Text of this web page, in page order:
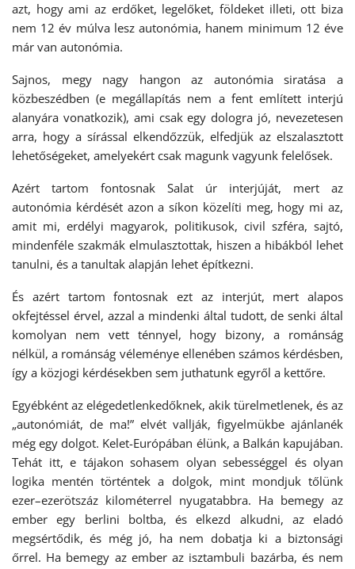
azt, hogy ami az erdőket, legelőket, földeket illeti, ott biza
nem 12 év múlva lesz autonómia, hanem minimum 12 éve
már van autonómia.
Sajnos, megy nagy hangon az autonómia siratása a
közbeszédben (e megállapítás nem a fent említett interjú
alanyára vonatkozik), ami csak egy dologra jó, nevezetesen
arra, hogy a sírással elkendőzzük, elfedjük az elszalasztott
lehetőségeket, amelyekért csak magunk vagyunk felelősek.
Azért tartom fontosnak Salat úr interjúját, mert az
autonómia kérdését azon a síkon közelíti meg, hogy mi az,
amit mi, erdélyi magyarok, politikusok, civil szféra, sajtó,
mindenféle szakmák elmulasztottak, hiszen a hibákból lehet
tanulni, és a tanultak alapján lehet építkezni.
És azért tartom fontosnak ezt az interjút, mert alapos
okfejtéssel érvel, azzal a mindenki által tudott, de senki által
komolyan nem vett ténnyel, hogy bizony, a románság
nélkül, a románság véleménye ellenében számos kérdésben,
így a közjogi kérdésekben sem juthatunk egyről a kettőre.
Egyébként az elégedetlenkedőknek, akik türelmetlenek, és az
„autonómiát, de ma!” elvét vallják, figyelmükbe ajánlanék
még egy dolgot. Kelet-Európában élünk, a Balkán kapujában.
Tehát itt, e tájakon sohasem olyan sebességgel és olyan
logika mentén történtek a dolgok, mint mondjuk tőlünk
ezer–ezerötszáz kilométerrel nyugatabbra. Ha bemegy az
ember egy berlini boltba, és elkezd alkudni, az eladó
megsértődik, és még jó, ha nem dobatja ki a biztonsági
őrrel. Ha bemegy az ember az isztambuli bazárba, és nem